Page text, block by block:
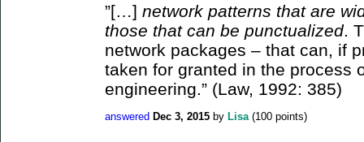
”[…] network patterns that are
those that can be punctualized.
network packages – that can, if
taken for granted in the process
engineering.” (Law, 1992: 385)
answered Dec 3, 2015 by Lisa (100 points)